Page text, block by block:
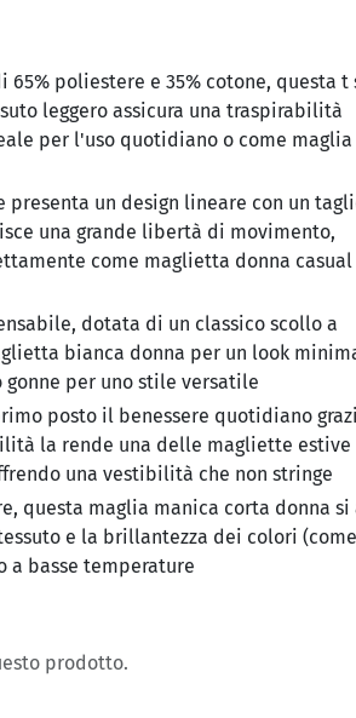
poliestere e 35% cotone, questa t
leggero assicura una traspirabilità
per l'uso quotidiano o come maglia
un design lineare con un
una grande libertà di movimento,
come maglietta donna
dotata di un classico scollo a
bianca donna per un look
per uno stile versatile
posto il benessere quotidiano
la rende una delle magliette estive
una vestibilità che non stringe
questa maglia manica corta donna
e la brillantezza dei colori
a basse temperature
prodotto.